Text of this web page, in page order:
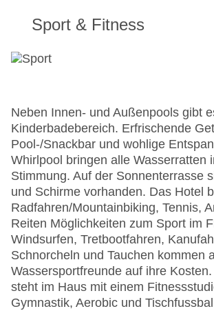
Sport & Fitness
Neben Innen- und Außenpools gibt
Kinderbadebereich. Erfrischende
Pool-/Snackbar und wohlige
Whirlpool bringen alle Wasserratten
Stimmung. Auf der Sonnenterrasse
und Schirme vorhanden. Das Hotel
Radfahren/Mountainbiking, Tennis,
Reiten Möglichkeiten zum Sport im
Windsurfen, Tretbootfahren,
Schnorcheln und Tauchen kommen
Wassersportfreunde auf ihre
steht im Haus mit einem
Gymnastik, Aerobic und